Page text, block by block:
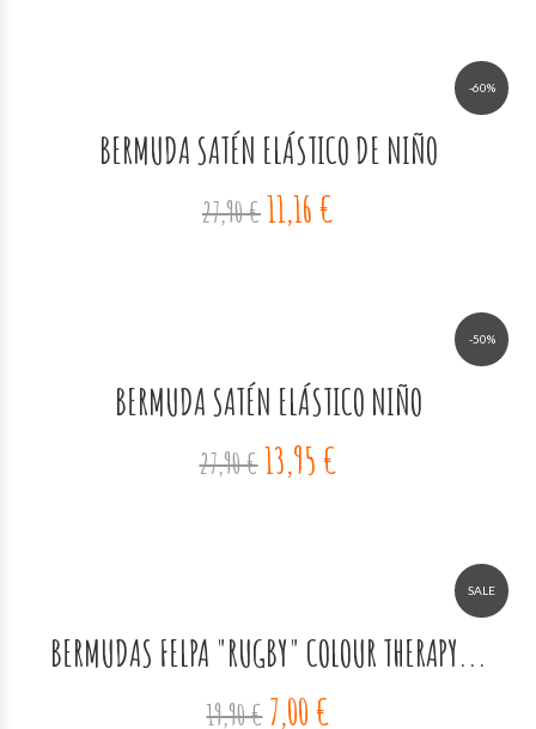
-60%
BERMUDA SATÉN ELÁSTICO DE NIÑO
27,90 €11,16 €
-50%
BERMUDA SATÉN ELÁSTICO NIÑO
27,90 €13,95 €
SALE
BERMUDAS FELPA "RUGBY" COLOUR THERAPY...
19,90 € 7,00 €